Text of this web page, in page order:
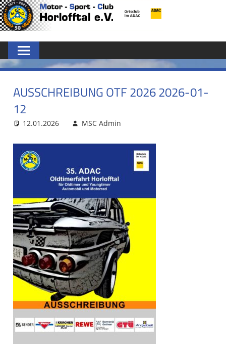
Zum
Inhalt
MSC
HORLOFFTAL
E.V.
AUSSCHREIBUNG OTF 2026 2026-01-
12
12.01.2026 MSC Admin